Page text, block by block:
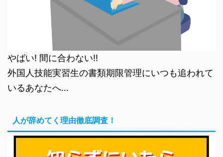
やばい! 間に合わない!!
外国人技能実習生の書類期限管理にいつも追われて
いるあなたへ…
人が辞めてく理由徹底調査！